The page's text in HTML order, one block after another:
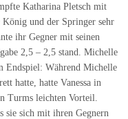
Katharina Pletsch mit
und der Springer sehr
ihr Gegner mit seinen
2,5 – 2,5 stand. Michelle
Endspiel: Während Michelle
hatte, hatte Vanessa in
Turms leichten Vorteil.
sie sich mit ihren Gegnern